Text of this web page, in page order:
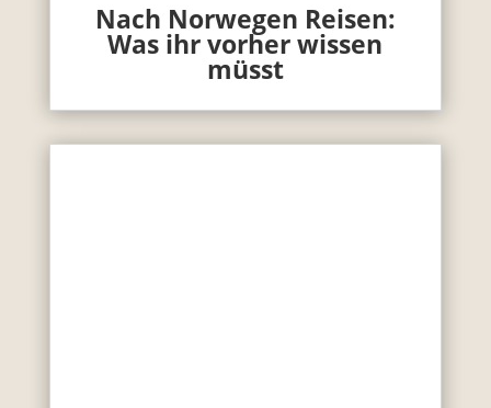
Nach Norwegen Reisen:
Was ihr vorher wissen
müsst